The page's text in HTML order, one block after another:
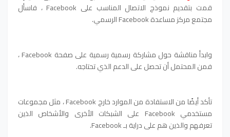
قمت بتقديم نموذج الاتصال المناسب على Facebook ، فاسأل
مجتمع مركز مساعدة Facebook الرسمي.
وابدأ مناقشة حول مشاركة رسمية رسمية على صفحة Facebook ،
فمن المحتمل أن تحصل على الدعم الذي تحتاجه.
تأكد أيضًا من الاستفادة من الموارد خارج Facebook ، مثل مجموعات
مستخدمي Facebook على الشبكات الأخرى والأشخاص الذين
تعرفهم والذين هم على دراية بـ Facebook.